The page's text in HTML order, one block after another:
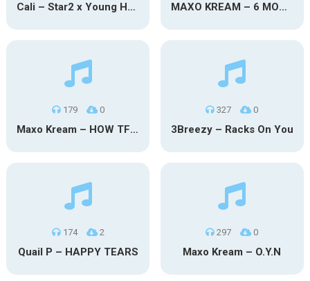
Cali – Star2 x Young Henny MAXO KREAM – 6 MONTHS CLEAN
179 0
Maxo Kream – HOW TF I’M LUCKY
327 0
3Breezy – Racks On You
174 2
Quail P – HAPPY TEARS
297 0
Maxo Kream – O.Y.N